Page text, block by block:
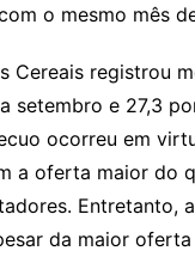
o mesmo mês
Cereais registrou
setembro e 27,3
ocorreu em
a oferta maior do
Entretanto,
da maior